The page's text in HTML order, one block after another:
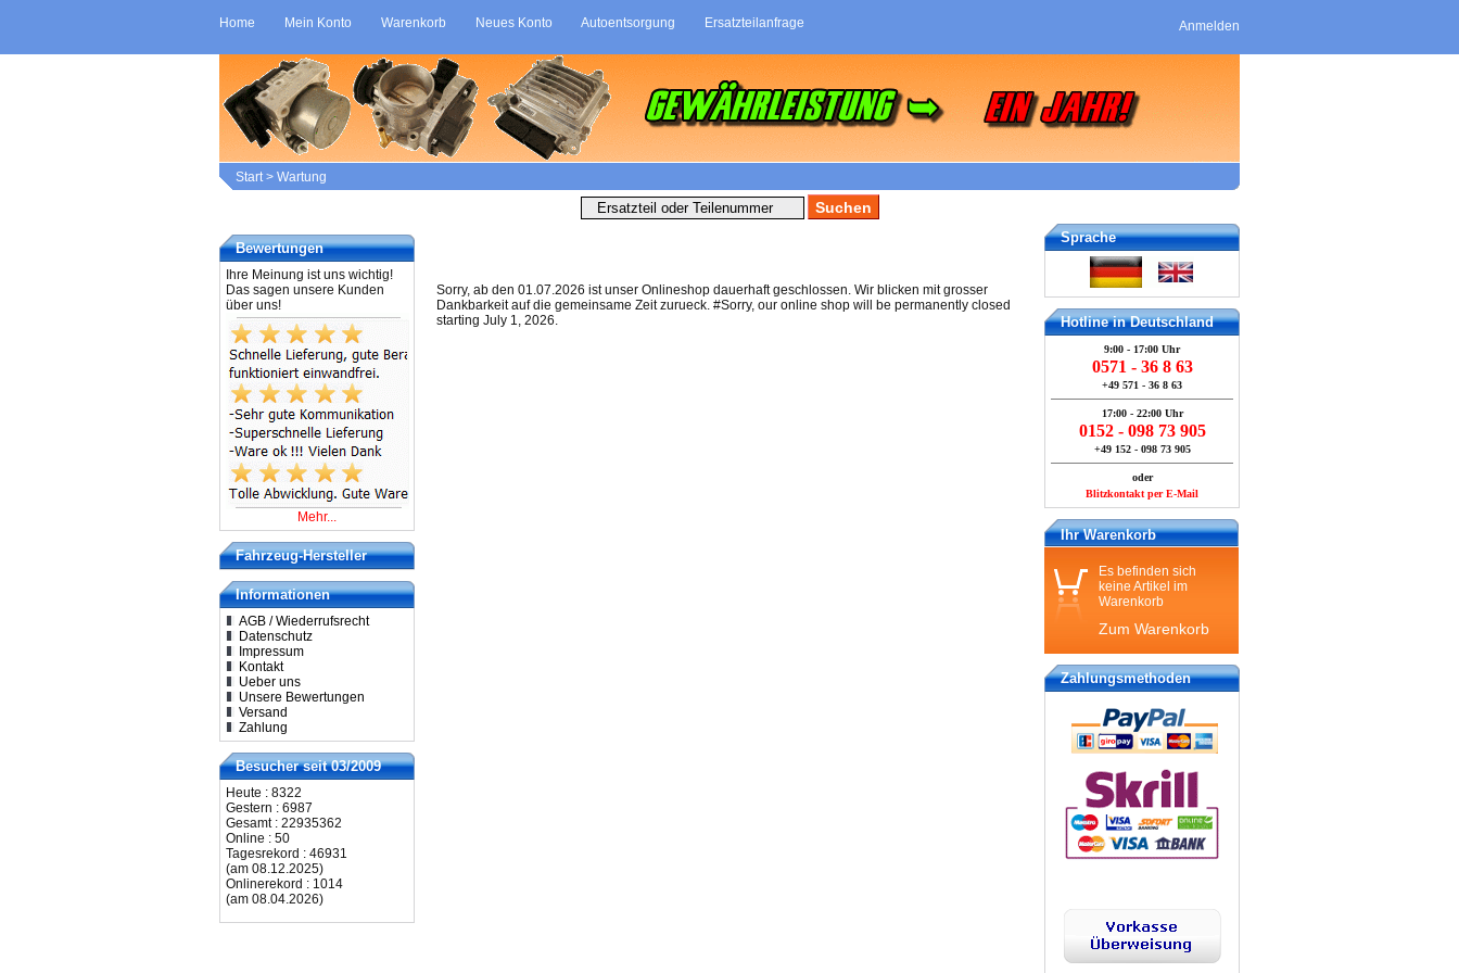
Home Mein Konto Warenkorb Neues Konto Autoentsorgung Ersatzteilanfrage Anmelden
Start> Wartung
Sorry, ab den 01.07.2026 ist unser Onlineshop dauerhaft geschlossen. Wir blicken mit grosser
Dankbarkeit auf die gemeinsame Zeit zurueck. #Sorry, our online shop will be permanently closed
starting July 1, 2026.
Bewertungen
Ihre Meinung ist uns wichtig!
Das sagen unsere Kunden
über uns!
Mehr...
Fahrzeug-Hersteller
Informationen
AGB / Wiederrufsrecht
Datenschutz
Impressum
Kontakt
Ueber uns
Unsere Bewertungen
Versand
Zahlung
Besucher seit 03/2009
Heute : 8322
Gestern : 6987
Gesamt : 22935362
Online : 50
Tagesrekord : 46931
(am 08.12.2025)
Onlinerekord : 1014
(am 08.04.2026)
Sprache
Hotline in Deutschland
9:00 - 17:00 Uhr
0571 - 36 8 63
+49 571 - 36 8 63
17:00 - 22:00 Uhr
0152 - 098 73 905
+49 152 - 098 73 905
oder
Blitzkontakt per E-Mail
Ihr Warenkorb
Es befinden sich
keine Artikel im
Warenkorb
Zum Warenkorb
Zahlungsmethoden